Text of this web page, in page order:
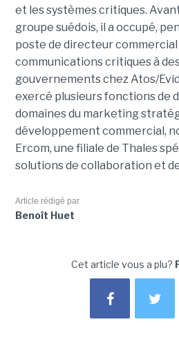
et les systèmes critiques.
groupe suédois, il a occupé,
poste de directeur commercial
communications critiques à
gouvernements chez Atos/
exercé plusieurs fonctions de
domaines du marketing
développement commercial,
Ercom, une filiale de Thales
solutions de collaboration et
Article rédigé par
Benoît Huet
Cet article vous a plu?